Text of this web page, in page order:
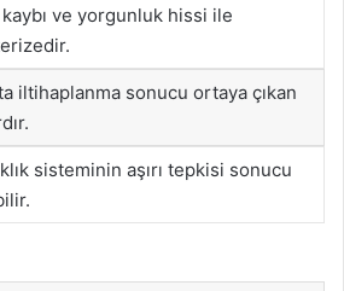
ve yorgunluk hissi ile
iltihaplanma sonucu ortaya çıkan
sisteminin aşırı tepkisi sonucu